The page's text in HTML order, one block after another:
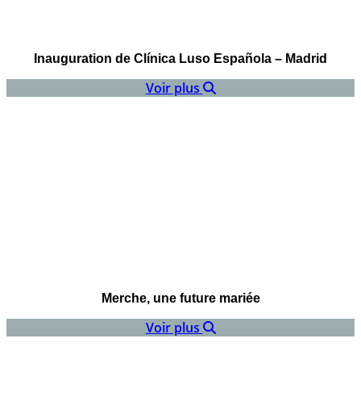
Inauguration de Clínica Luso Española – Madrid
Voir plus
Merche, une future mariée
Voir plus